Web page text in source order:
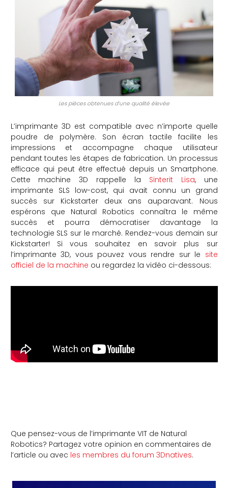
Les pièces obtenues d’une qualité élevée
L’imprimante 3D est compatible avec n’importe quelle
poudre de polymère. Son écran tactile facilite les
impressions et accompagne chaque utilisateur
pendant toutes les étapes de fabrication. Un processus
efficace qui peut être effectué depuis un Smartphone.
Cette machine 3D rappelle la Sinterit Lisa, une
imprimante SLS low-cost, qui avait connu un grand
succès sur Kickstarter deux ans auparavant. Nous
espérons que Natural Robotics connaîtra le même
succès et pourra démocratiser davantage la
technologie SLS sur le marché. Rendez-vous demain sur
Kickstarter! Si vous souhaitez en savoir plus sur
l’imprimante 3D, vous pouvez vous rendre sur le site
officiel de la machine ou regardez la vidéo ci-dessous:
Que pensez-vous de l’imprimante VIT de Natural
Robotics? Partagez votre opinion en commentaires de
l’article ou avec les membres du forum 3Dnatives.